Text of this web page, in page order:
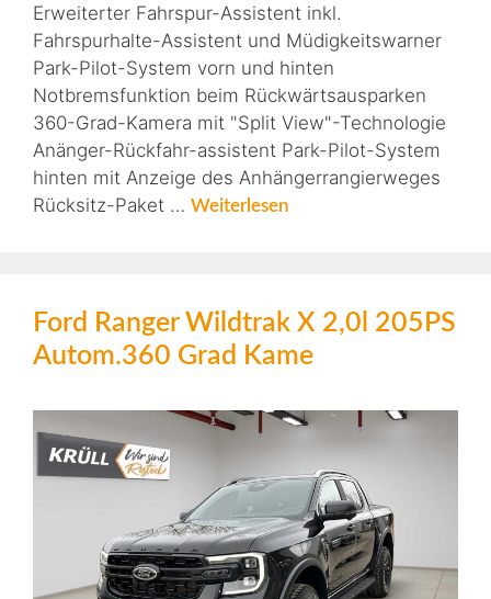
Erweiterter Fahrspur-Assistent inkl.
Fahrspurhalte-Assistent und Müdigkeitswarner
Park-Pilot-System vorn und hinten
Notbremsfunktion beim Rückwärtsausparken
360-Grad-Kamera mit "Split View"-Technologie
Anänger-Rückfahr-assistent Park-Pilot-System
hinten mit Anzeige des Anhängerrangierweges
Rücksitz-Paket … Weiterlesen
Ford Ranger Wildtrak X 2,0l 205PS
Autom.360 Grad Kame